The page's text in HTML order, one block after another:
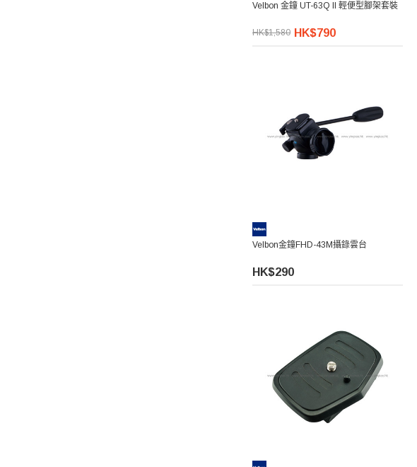
Velbon 金鐘 UT-63Q II 輕便型腳架套裝
HK$1,580 HK$790
Velbon金鐘FHD-43M攝錄雲台
HK$290